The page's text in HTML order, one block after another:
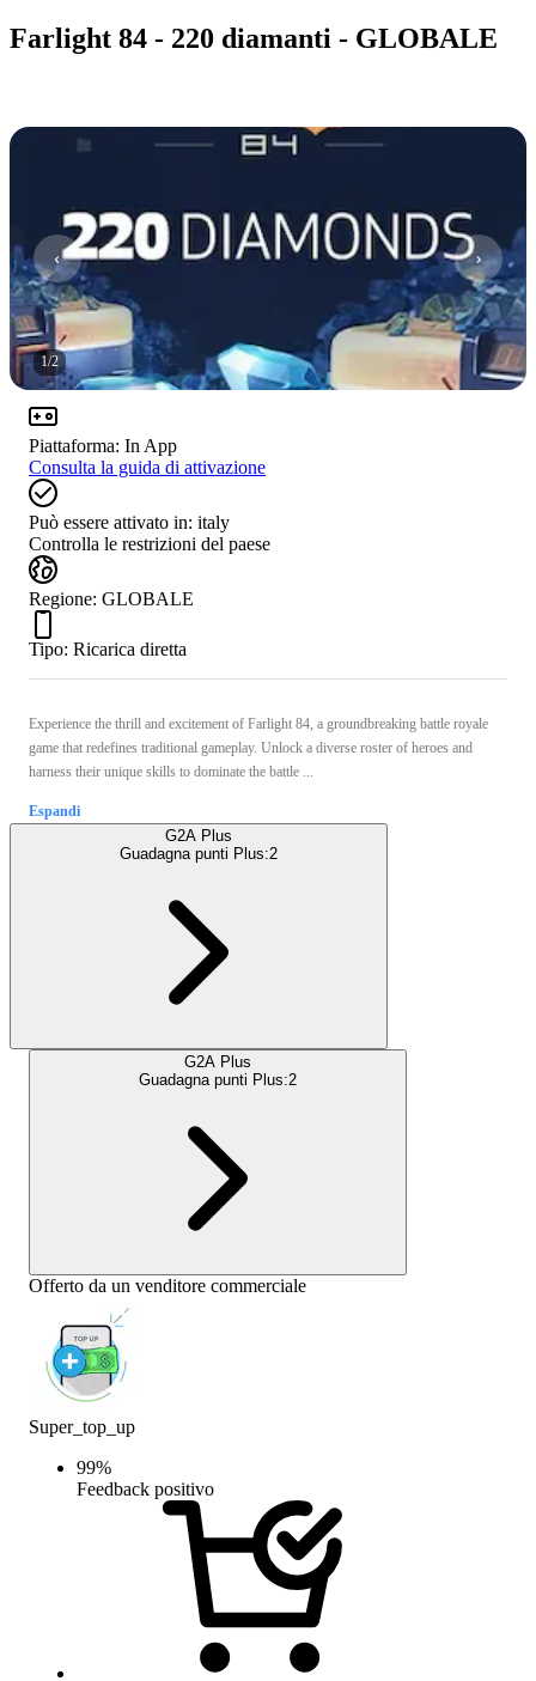
Farlight 84 - 220 diamanti - GLOBALE
1/2
Piattaforma: In App
Consulta la guida di attivazione
Può essere attivato in: italy
Controlla le restrizioni del paese
Regione: GLOBALE
Tipo: Ricarica diretta
Experience the thrill and excitement of Farlight 84, a groundbreaking battle royale
game that redefines traditional gameplay. Unlock a diverse roster of heroes and
harness their unique skills to dominate the battle ...
Espandi
G2A Plus
Guadagna punti Plus:2
G2A Plus
Guadagna punti Plus:2
Offerto da un venditore commerciale
Super_top_up
99%
Feedback positivo